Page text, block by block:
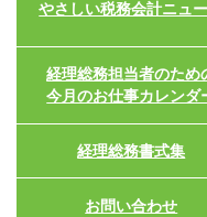
やさしい税務会計ニュ
経理総務担当者のため
今月のお仕事カレンダ
経理総務書式集
お問い合わせ